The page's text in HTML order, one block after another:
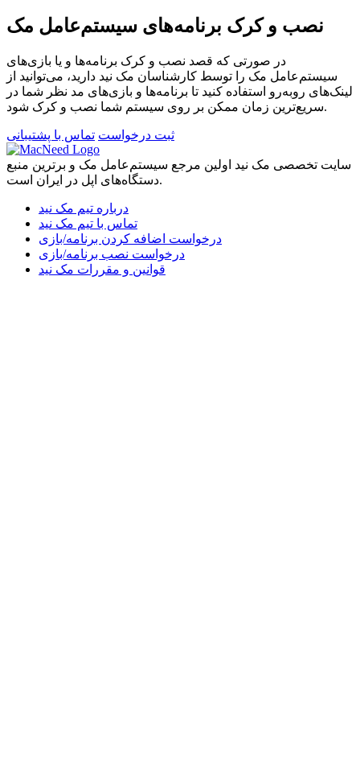
نصب و کرک برنامه‌های سیستم‌عامل مک
در صورتی که قصد نصب و کرک برنامه‌ها و یا بازی‌های
سیستم‌عامل مک را توسط کارشناسان مک نید دارید، می‌توانید از
لینک‌های رو‌به‌رو استفاده کنید تا برنامه‌ها و بازی‌های مد نظر شما در
سریع‌ترین زمان ممکن بر روی سیستم شما نصب و کرک شود.
ثبت درخواست تماس با پشتیبانی
سایت تخصصی مک نید اولین مرجع سیستم‌عامل مک و برترین منبع
دستگاه‌های اپل در ایران است.
درباره تیم مک نید
تماس با تیم مک نید
درخواست اضافه کردن برنامه/بازی
درخواست نصب برنامه/بازی
قوانین و مقررات مک نید